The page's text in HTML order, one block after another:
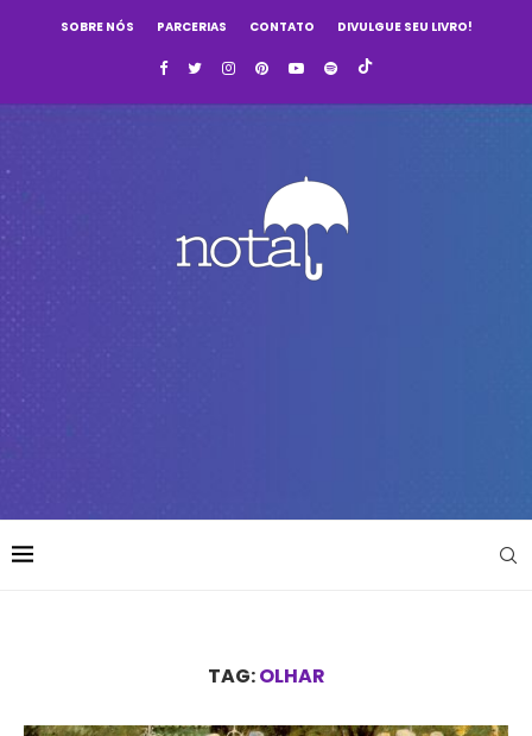
SOBRE NÓS PARCERIAS CONTATO DIVULGUE SEU LIVRO!
TAG:OLHAR